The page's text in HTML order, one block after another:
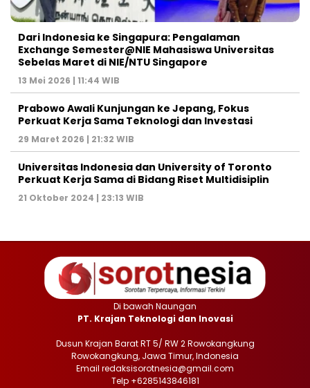
Dari Indonesia ke Singapura: Pengalaman
Exchange Semester@NIE Mahasiswa Universitas
Sebelas Maret di NIE/NTU Singapore
13 Mei 2026 | 11:44 WIB
Prabowo Awali Kunjungan ke Jepang, Fokus
Perkuat Kerja Sama Teknologi dan Investasi
29 Maret 2026 | 21:32 WIB
Universitas Indonesia dan University of Toronto
Perkuat Kerja Sama di Bidang Riset Multidisiplin
21 Oktober 2024 | 23:13 WIB
Di bawah Naungan
PT. Krajan Teknologi dan Inovasi
Dusun Krajan Barat RT 5/ RW 2 Rowokangkung
Rowokangkung, Jawa Timur, Indonesia
Email redaksisorotnesia@gmail.com
Telp +6285143846181